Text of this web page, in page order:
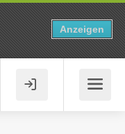
Anzeigen